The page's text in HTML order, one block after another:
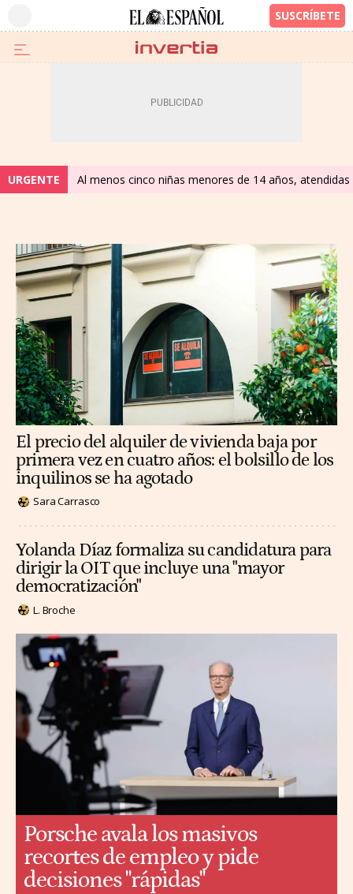
URGENTE Al menos cinco niñas menores de 14 años,
El precio del alquiler de vivienda baja por
primera vez en cuatro años: el bolsillo de los
inquilinos se ha agotado
Sara Carrasco
Yolanda Díaz formaliza su candidatura para
dirigir la OIT que incluye una "mayor
democratización"
L. Broche
Porsche avala los masivos
recortes de empleo y pide
decisiones "rápidas"